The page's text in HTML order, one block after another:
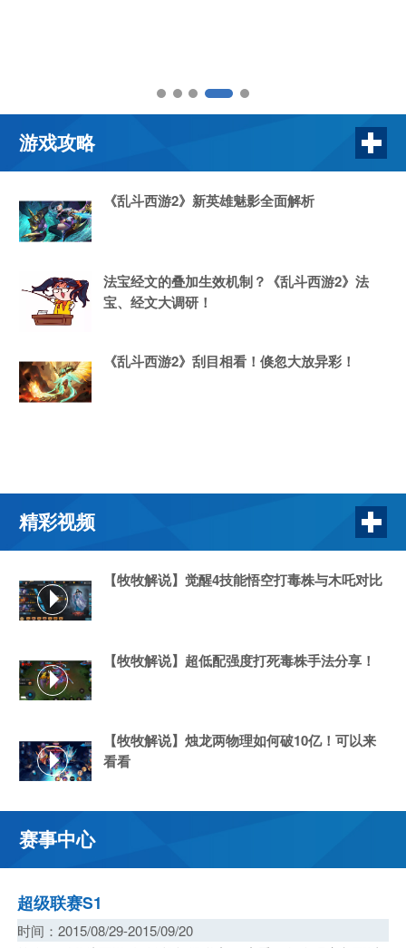
游戏攻略
《乱斗西游2》新英雄魅影全面解析
法宝经文的叠加生效机制？《乱斗西游2》法
宝、经文大调研！
《乱斗西游2》刮目相看！倏忽大放异彩！
精彩视频
【牧牧解说】觉醒4技能悟空打毒株与木吒对比
【牧牧解说】超低配强度打死毒株手法分享！
【牧牧解说】烛龙两物理如何破10亿！可以来
看看
赛事中心
时间：2015/08/29-2015/09/20